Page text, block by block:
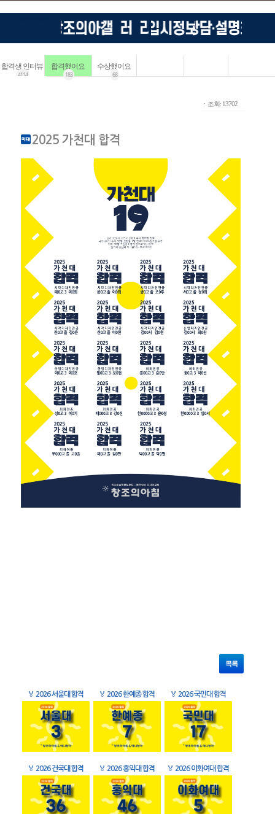
합격생 인터뷰
4114
합격했어요
183
수상했어요
68
ㆍ조회: 13702
2025 가천대 합격
목록
🏅 2026 서울대 합격 🏅 2026 한예종 합격 🏅 2026 국민대 합격
🏅 2026 건국대 합격 🏅 2026 홍익대 합격 🏅 2026 이화여대 합격